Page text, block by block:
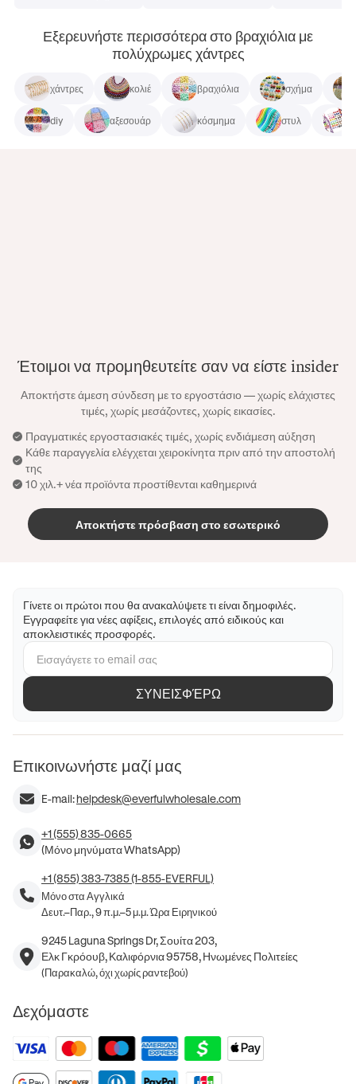
Εξερευνήστε περισσότερα στο βραχιόλια με
πολύχρωμες χάντρες
χάντρες κολιέ βραχιόλια σχήμα
diy αξεσουάρ κόσμημα στυλ
Έτοιμοι να προμηθευτείτε σαν να είστε insider
Αποκτήστε άμεση σύνδεση με το εργοστάσιο — χωρίς ελάχιστες
τιμές, χωρίς μεσάζοντες, χωρίς εικασίες.
Πραγματικές εργοστασιακές τιμές, χωρίς ενδιάμεση αύξηση
Κάθε παραγγελία ελέγχεται χειροκίνητα πριν από την αποστολή
της
10 χιλ.+ νέα προϊόντα προστίθενται καθημερινά
Αποκτήστε πρόσβαση στο εσωτερικό
Γίνετε οι πρώτοι που θα ανακαλύψετε τι είναι δημοφιλές.
Εγγραφείτε για νέες αφίξεις, επιλογές από ειδικούς και
αποκλειστικές προσφορές.
ΣΥΝΕΙΣΦΈΡΩ
Επικοινωνήστε μαζί μας
E-mail:helpdesk@everfulwholesale.com
+1 (555) 835-0665
(Μόνο μηνύματα WhatsApp)
+1 (855) 383-7385 (1-855-EVERFUL)
Μόνο στα Αγγλικά
Δευτ.–Παρ., 9 π.μ.–5 μ.μ. Ώρα Ειρηνικού
9245 Laguna Springs Dr, Σουίτα 203,
Ελκ Γκρόουβ, Καλιφόρνια 95758, Ηνωμένες Πολιτείες
(Παρακαλώ, όχι χωρίς ραντεβού)
Δεχόμαστε